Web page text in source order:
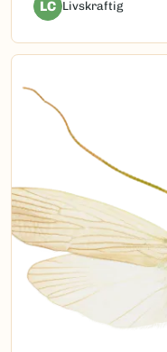
LC Livskraftig